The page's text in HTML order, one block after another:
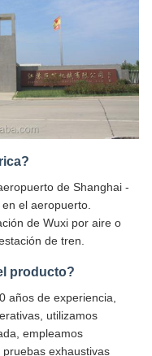
de Shanghai -
el aeropuerto.
de Wuxi por aire o
de tren.
producto?
años de experiencia,
utilizamos
empleamos
exhaustivas